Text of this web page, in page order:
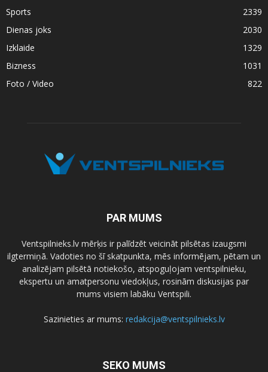
Sports
2339
Dienas joks
2030
Izklaide
1329
Bizness
1031
Foto / Video
822
PAR MUMS
Ventspilnieks.lv mērķis ir palīdzēt veicināt pilsētas izaugsmi
ilgtermiņā. Vadoties no šī skatpunkta, mēs informējam, pētam un
analizējam pilsētā notiekošo, atspoguļojam ventspilnieku,
ekspertu un amatpersonu viedokļus, rosinām diskusijas par
mums visiem labāku Ventspili.
Sazinieties ar mums: redakcija@ventspilnieks.lv
SEKO MUMS